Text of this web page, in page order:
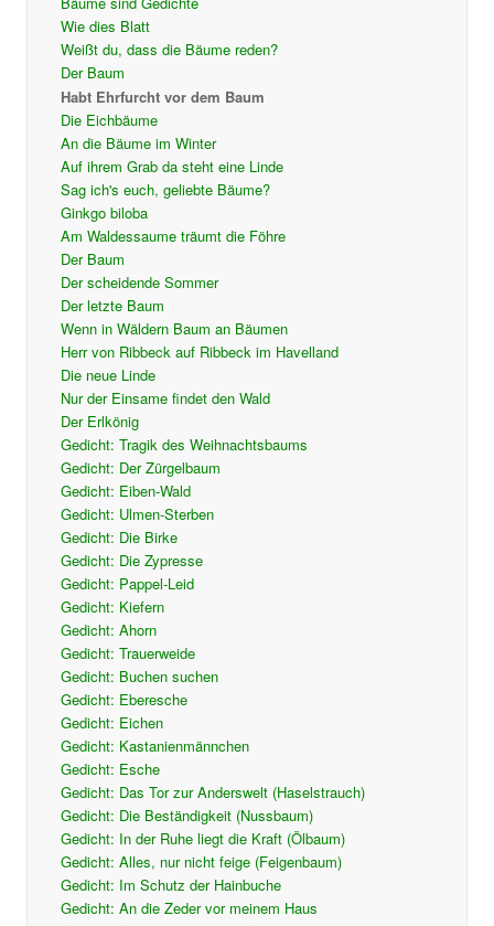
Wie dies Blatt
Weißt du, dass die Bäume reden?
Der Baum
Habt Ehrfurcht vor dem Baum
Die Eichbäume
An die Bäume im Winter
Auf ihrem Grab da steht eine Linde
Sag ich's euch, geliebte Bäume?
Ginkgo biloba
Am Waldessaume träumt die Föhre
Der Baum
Der scheidende Sommer
Der letzte Baum
Wenn in Wäldern Baum an Bäumen
Herr von Ribbeck auf Ribbeck im Havelland
Die neue Linde
Nur der Einsame findet den Wald
Der Erlkönig
Gedicht: Tragik des Weihnachtsbaums
Gedicht: Der Zürgelbaum
Gedicht: Eiben-Wald
Gedicht: Ulmen-Sterben
Gedicht: Die Birke
Gedicht: Die Zypresse
Gedicht: Pappel-Leid
Gedicht: Kiefern
Gedicht: Ahorn
Gedicht: Trauerweide
Gedicht: Buchen suchen
Gedicht: Eberesche
Gedicht: Eichen
Gedicht: Kastanienmännchen
Gedicht: Esche
Gedicht: Das Tor zur Anderswelt (Haselstrauch)
Gedicht: Die Beständigkeit (Nussbaum)
Gedicht: In der Ruhe liegt die Kraft (Ölbaum)
Gedicht: Alles, nur nicht feige (Feigenbaum)
Gedicht: Im Schutz der Hainbuche
Gedicht: An die Zeder vor meinem Haus